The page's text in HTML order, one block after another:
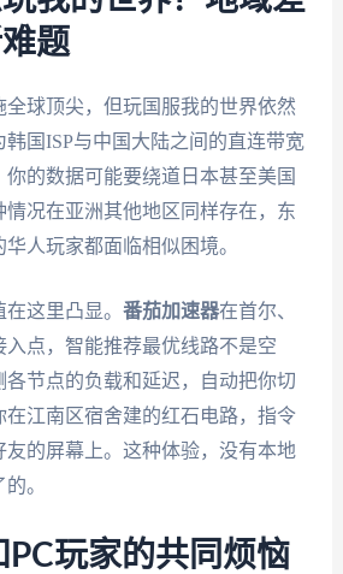
题
全球顶尖，但玩国服我的世界依然
国ISP与中国大陆之间的直连带宽
的数据可能要绕道日本甚至美国
况在亚洲其他地区同样存在，东
人玩家都面临相似困境。
这里凸显。 番茄加速器在首尔、
入点，智能推荐最优线路不是空
节点的负载和延迟，自动把你切
江南区宿舍建的红石电路，指令
友的屏幕上。这种体验，没有本地
。
PC玩家的共同烦恼